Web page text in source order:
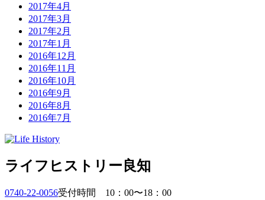
2017年4月
2017年3月
2017年2月
2017年1月
2016年12月
2016年11月
2016年10月
2016年9月
2016年8月
2016年7月
ライフヒストリー良知
0740-22-0056受付時間 10：00〜18：00